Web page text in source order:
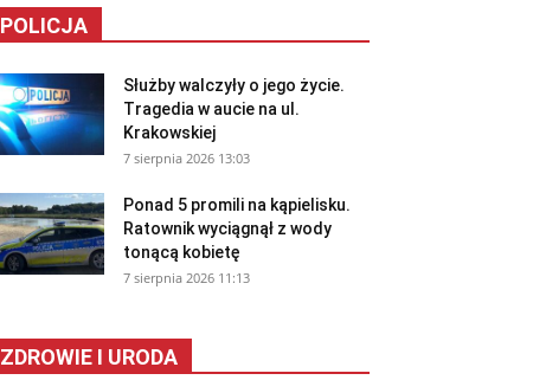
POLICJA
Służby walczyły o jego życie.
Tragedia w aucie na ul.
Krakowskiej
7 sierpnia 2026 13:03
Ponad 5 promili na kąpielisku.
Ratownik wyciągnął z wody
tonącą kobietę
7 sierpnia 2026 11:13
ZDROWIE I URODA